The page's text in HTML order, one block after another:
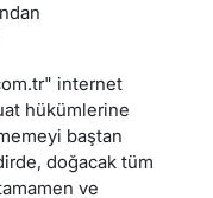
internet
hükümlerine
baştan
doğacak tüm
ve